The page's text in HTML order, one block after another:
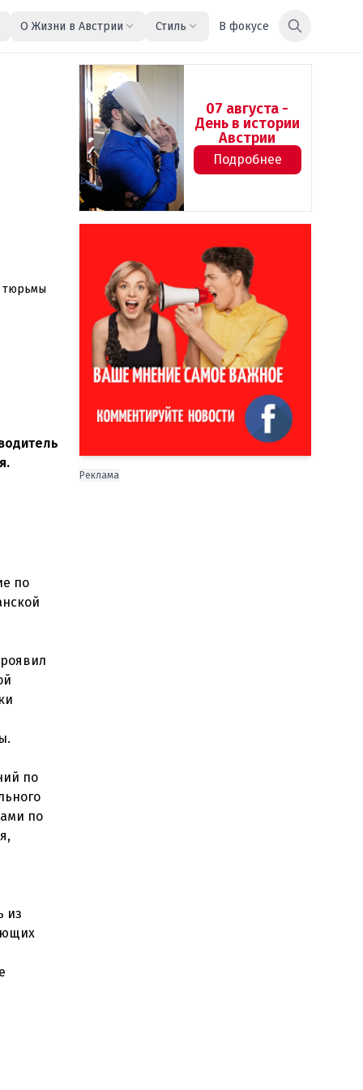
О Жизни в Австрии Стиль В фокусе
тюрьмы
по
по
по
из
07 августа -
День в истории
Австрии
Подробнее
Реклама